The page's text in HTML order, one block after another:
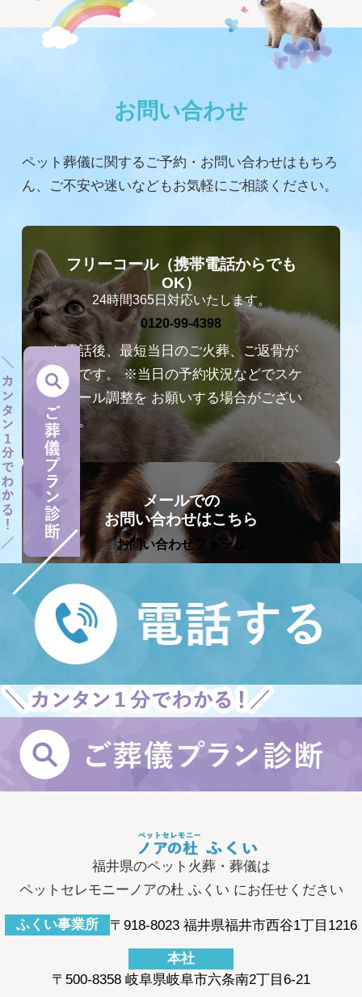
お問い合わせ
ペット葬儀に関するご予約・お問い合わせはもちろ
ん、
ご不安や迷いなどもお気軽にご相談ください。
フリーコール（携帯電話からでも
OK）
0120-99-4398
お電話後、最短当日のご火葬、ご返骨が
可能です。※当日の予約状況などでスケ
ジュール調整をお願いする場合がござい
ます。
メールでの
お問い合わせはこちら
お問い合わせフォーム
は、
ご予約が埋まり次第ご案内ができな
くなる場合があるため、お電話にてお問
い合わせ下さい。
福井県のペット火葬・葬儀は
ペットセレモニーノアの杜 ふくい にお任せください
〒918-8023 福井県福井市西谷1丁目1216
〒500-8358 岐阜県岐阜市六条南2丁目6-21